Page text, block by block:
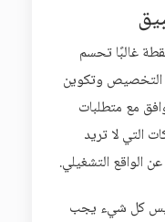
غالبًا تحسم
التخصيص وتكوين
مع متطلبات
التي لا تريد
الواقع التشغيلي.
ليس كل شيء يجب